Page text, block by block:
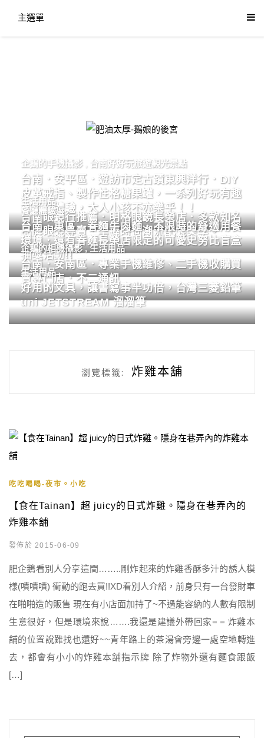
主選單
肥油太厚-鵝娘的後宮
企鵝的手機攝影 台南好好玩旅遊觀光景點
台南．安平區．遊訪市定古蹟東興洋行．DIY
皮革戒指、製作性格糖果罐，一系列好玩有趣
的手作體驗，大人小孩不亦樂乎！！
生活用品
台南眼鏡行推薦．明格眼鏡長榮店．多款知名
品牌眼鏡專賣．掌握時尚潮流配鏡美學。
餐廳體驗
台南．東區．眷麵牛肉麵．不限時的舒適用餐
環境．還有眷麵長榮店限定的可愛史努比盲盒
抽獎活動!!
企鵝的相機攝影,生活用品
台南．安南區．專業手機維修、二手機收購買
賣專門店．不二通訊
生活用品
好用的文具，讓書寫事半功倍，台灣三菱鉛筆
uni JETSTREAM 溜溜筆
瀏覽標籤: 炸雞本舖
吃吃喝喝-夜市。小吃
【食在Tainan】超 juicy的日式炸雞。隱身在巷弄內的
炸雞本舖
發佈於 2015-06-09
肥企鵝看別人分享這間……..剛炸起來的炸雞香酥多汁的誘人模
樣(嘖嘖嘖) 衝動的跑去買!!XD看別人介紹，前身只有一台發財車
在啪啪造的販售 現在有小店面加持了~不過能容納的人數有限制
生意很好，但是環境來說…….我還是建議外帶回家= = 炸雞本
舖的位置說難找也還好~~青年路上的茶湯會旁邊一處空地轉進
去，都會有小小的炸雞本舖指示牌 除了炸物外還有麵食跟飯
[…]